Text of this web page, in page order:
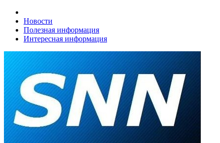
Новости
Полезная информация
Интересная информация